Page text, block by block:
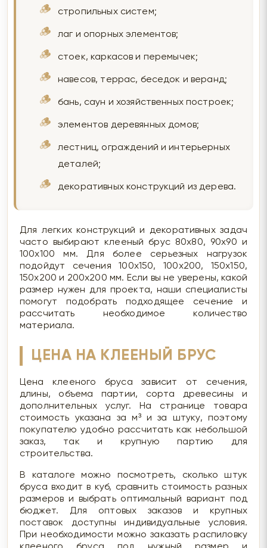
стропильных систем;
лаг и опорных элементов;
стоек, каркасов и перемычек;
навесов, террас, беседок и веранд;
бань, саун и хозяйственных построек;
элементов деревянных домов;
лестниц, ограждений и интерьерных
деталей;
декоративных конструкций из дерева.
Для легких конструкций и декоративных задач
часто выбирают клееный брус 80х80, 90х90 и
100х100 мм. Для более серьезных нагрузок
подойдут сечения 100х150, 100х200, 150х150,
150х200 и 200х200 мм. Если вы не уверены, какой
размер нужен для проекта, наши специалисты
помогут подобрать подходящее сечение и
рассчитать необходимое количество
материала.
ЦЕНА НА КЛЕЕНЫЙ БРУС
Цена клееного бруса зависит от сечения,
длины, объема партии, сорта древесины и
дополнительных услуг. На странице товара
стоимость указана за м³ и за штуку, поэтому
покупателю удобно рассчитать как небольшой
заказ, так и крупную партию для
строительства.
В каталоге можно посмотреть, сколько штук
бруса входит в куб, сравнить стоимость разных
размеров и выбрать оптимальный вариант под
бюджет. Для оптовых заказов и крупных
поставок доступны индивидуальные условия.
При необходимости можно заказать распиловку